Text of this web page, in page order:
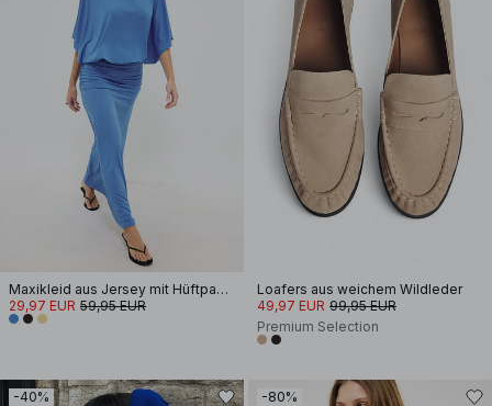
Maxikleid aus Jersey mit Hüftpanel
29,97 EUR 59,95 EUR
Loafers aus weichem Wildleder
49,97 EUR 99,95 EUR
Premium Selection
-40% -80%